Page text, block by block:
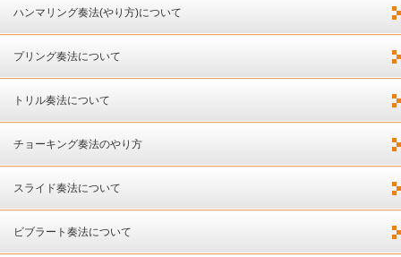
ハンマリング奏法(やり方)について
プリング奏法について
トリル奏法について
チョーキング奏法のやり方
スライド奏法について
ビブラート奏法について